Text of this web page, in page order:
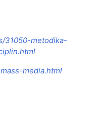
31050-metodika-
media.html